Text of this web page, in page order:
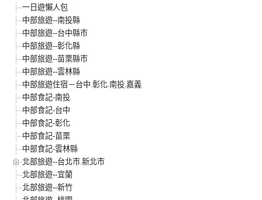
一日遊懶人包
中部旅遊--南投縣
中部旅遊--台中縣市
中部旅遊--彰化縣
中部旅遊--苗栗縣市
中部旅遊--雲林縣
中部旅遊住宿－台中.彰化.南投.嘉義
中部食記-南投
中部食記-台中
中部食記-彰化
中部食記-苗栗
中部食記-雲林縣
北部旅遊--台北市.新北市
北部旅遊--宜蘭
北部旅遊--新竹